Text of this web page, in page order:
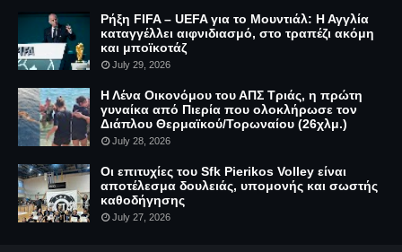
Ρήξη FIFA – UEFA για το Μουντιάλ: Η Αγγλία
καταγγέλλει αιφνιδιασμό, στο τραπέζι ακόμη
και μποϊκοτάζ
July 29, 2026
Η Λένα Οικονόμου του ΑΠΣ Τριάς, η πρώτη
γυναίκα από Πιερία που ολοκλήρωσε τον
Διάπλου Θερμαϊκού/Τορωναίου (26χλμ.)
July 28, 2026
Οι επιτυχίες του Sfk Pierikos Volley είναι
αποτέλεσμα δουλειάς, υπομονής και σωστής
καθοδήγησης
July 27, 2026